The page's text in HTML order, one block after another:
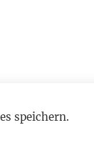
speichern.